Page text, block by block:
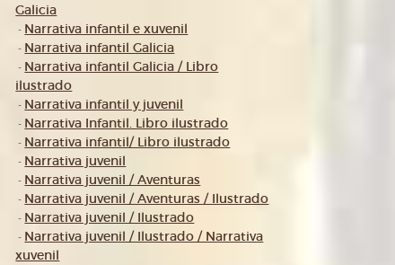
Galicia
- Narrativa infantil e xuvenil
- Narrativa infantil Galicia
- Narrativa infantil Galicia / Libro
ilustrado
- Narrativa infantil y juvenil
- Narrativa Infantil. Libro ilustrado
- Narrativa infantil/ Libro ilustrado
- Narrativa juvenil
- Narrativa juvenil / Aventuras
- Narrativa juvenil / Aventuras / Ilustrado
- Narrativa juvenil / Ilustrado
- Narrativa juvenil / Ilustrado / Narrativa
xuvenil